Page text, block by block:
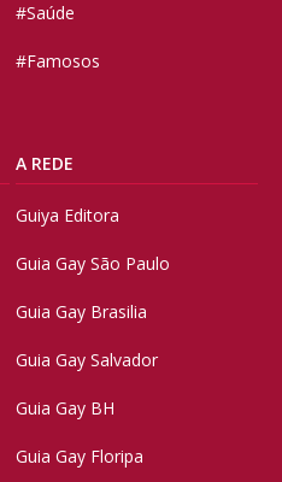
#Saúde
#Famosos
A REDE
Guiya Editora
Guia Gay São Paulo
Guia Gay Brasilia
Guia Gay Salvador
Guia Gay BH
Guia Gay Floripa